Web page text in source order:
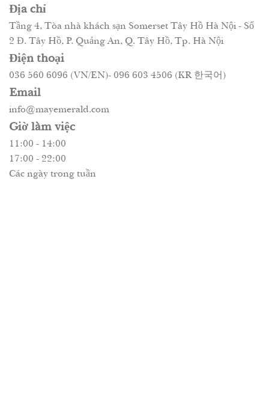
Địa chỉ
Tầng 4, Tòa nhà khách sạn Somerset Tây Hồ Hà Nội - Số
2 Đ. Tây Hồ, P. Quảng An, Q. Tây Hồ, Tp. Hà Nội
Điện thoại
036 560 6096 (VN/EN)- 096 603 4506 (KR 한국어)
Email
info@mayemerald.com
Giờ làm việc
11:00 - 14:00
17:00 - 22:00
Các ngày trong tuần